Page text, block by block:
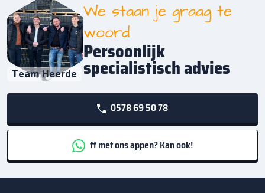
Team Heerde
We staan je graag te
woord
Persoonlijk
specialistisch advies
0578 69 50 78
ff met ons appen? Kan ook!